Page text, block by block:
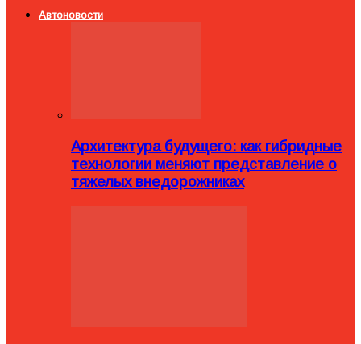
Автоновости
Архитектура будущего: как гибридные
технологии меняют представление о
тяжелых внедорожниках